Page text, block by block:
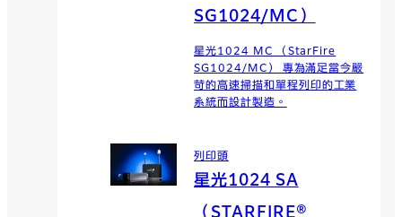
SG1024/MC）
星光1024 MC （StarFire
SG1024/MC） 專為滿足當今嚴
苛的高速掃描和單程列印的工業
系統而設計製造。
列印頭
星光1024 SA
（STARFIRE®